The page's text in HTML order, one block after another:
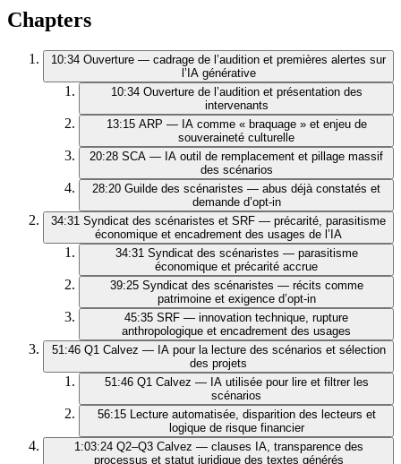
Chapters
10:34 Ouverture — cadrage de l’audition et premières alertes sur
l’IA générative
10:34 Ouverture de l’audition et présentation des
intervenants
13:15 ARP — IA comme « braquage » et enjeu de
souveraineté culturelle
20:28 SCA — IA outil de remplacement et pillage massif
des scénarios
28:20 Guilde des scénaristes — abus déjà constatés et
demande d’opt-in
34:31 Syndicat des scénaristes et SRF — précarité, parasitisme
économique et encadrement des usages de l’IA
34:31 Syndicat des scénaristes — parasitisme
économique et précarité accrue
39:25 Syndicat des scénaristes — récits comme
patrimoine et exigence d’opt-in
45:35 SRF — innovation technique, rupture
anthropologique et encadrement des usages
51:46 Q1 Calvez — IA pour la lecture des scénarios et sélection
des projets
51:46 Q1 Calvez — IA utilisée pour lire et filtrer les
scénarios
56:15 Lecture automatisée, disparition des lecteurs et
logique de risque financier
1:03:24 Q2–Q3 Calvez — clauses IA, transparence des
processus et statut juridique des textes générés